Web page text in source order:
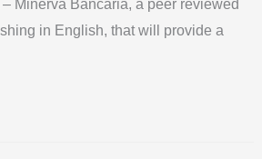
Minerva Bancaria, a peer reviewed
in English, that will provide a